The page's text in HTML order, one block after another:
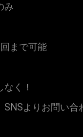
み
まで可能
く！
SNSよりお問い合